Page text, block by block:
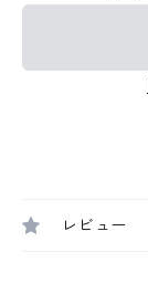
レビュー